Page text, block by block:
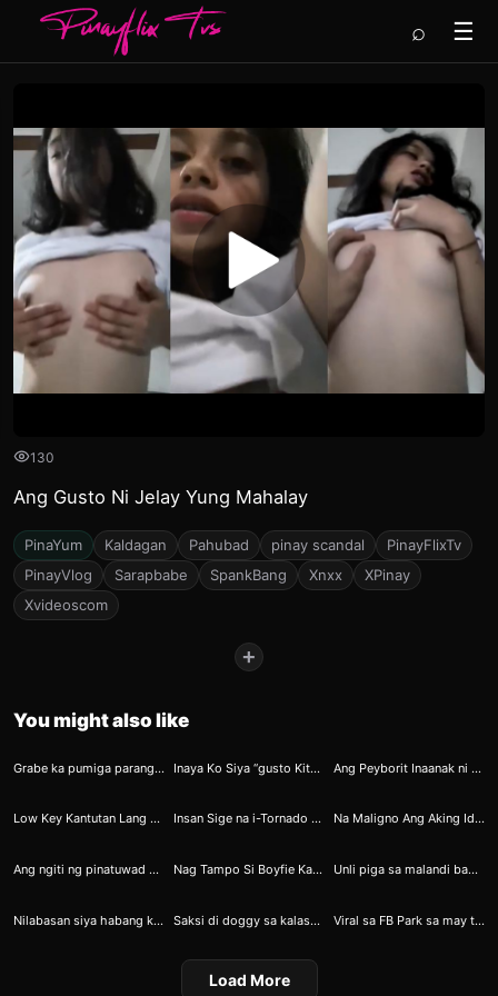
☰
⌕
130
Ang Gusto Ni Jelay Yung Mahalay
PinaYum Kaldagan Pahubad pinay scandal
PinayFlixTv
PinayVlog
Sarapbabe SpankBang Xnxx
XPinay
Xvideoscom
+
You might also like
15
Grabe ka pumiga parang kumukuha ng kakang gata Inaya Ko Siya “gusto Kitang Kantutin”, Pumayag Siya — Idinikit Ko Pwet Ko Sa Kanya At Sinabi “doggy Agad, Bayuhin Mo Nang Malakas” Ang Peyborit Inaanak ni Ninong 11
58
Low Key Kantutan Lang Baka May Magising
61
Insan Sige na i-Tornado mo na yan
66
Na Maligno Ang Aking Idolo
77
Ang ngiti ng pinatuwad muli
82
Nag Tampo Si Boyfie Kaya Pinasubo Ko Ng Dede
109
Unli piga sa malandi babae sa liga
110
Nilabasan siya habang kinakantot ko nang malalim
111
Saksi di doggy sa kalaswaan ng kanyang mommy
108
Viral sa FB Park sa may taas ng MOA Scandal
Load More